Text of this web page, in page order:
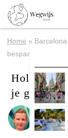
Home » Barcelona
bespaar je geld in
Hola
je geld in
Door